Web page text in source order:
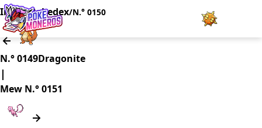
Juegos
Pokédex
Inicio/Pokedex/N.° 0150
N.° 0149Dragonite
|
Mew N.° 0151